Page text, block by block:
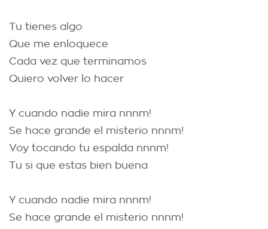
Tu tienes algo
Que me enloquece
Cada vez que terminamos
Quiero volver lo hacer
Y cuando nadie mira nnnm!
Se hace grande el misterio nnnm!
Voy tocando tu espalda nnnm!
Tu si que estas bien buena
Y cuando nadie mira nnnm!
Se hace grande el misterio nnnm!